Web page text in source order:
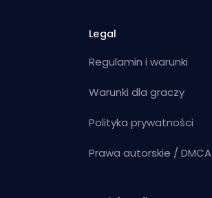
Legal
Regulamin i warunki
Warunki dla graczy
Polityka prywatności
Prawa autorskie / DMCA